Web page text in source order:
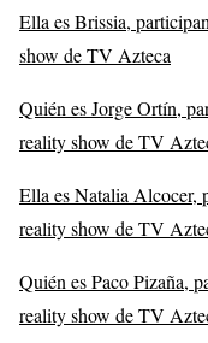
Ella es Brissia,
show de TV Azteca
Quién es Jorge Ortín,
reality show de TV
Ella es Natalia Alcocer,
reality show de TV
Quién es Paco Pizaña,
reality show de TV